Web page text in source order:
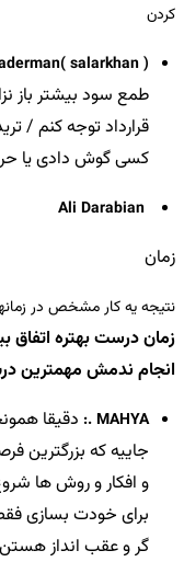
کردن
salarkhan ):
طمع سود بیشتر باز
قرارداد توجه کنم /
کسی گوش دادی یا
Ali Darabian
زمان
نتیجه یه کار مشخص در
زمان درست بهتره اتفاق
انجام ندمش مهمترین درس سال
MAHYA .:
دقیقا
جاییه که بزرگترین
و افکار و روش ها
برای خودت بسازی
گر و عقب انداز هستن